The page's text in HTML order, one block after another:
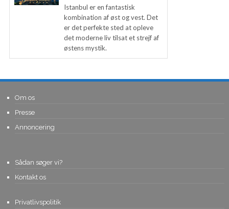
Istanbul er en fantastisk
kombination af øst og vest. Det
er det perfekte sted at opleve
det moderne liv tilsat et strejf af
østens mystik.
Om os
Presse
Annoncering
Sådan søger vi?
Kontakt os
Privatlivspolitik